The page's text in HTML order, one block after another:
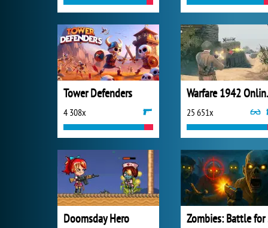
Tower Defenders
4 308x 25 651x
Doomsday Hero